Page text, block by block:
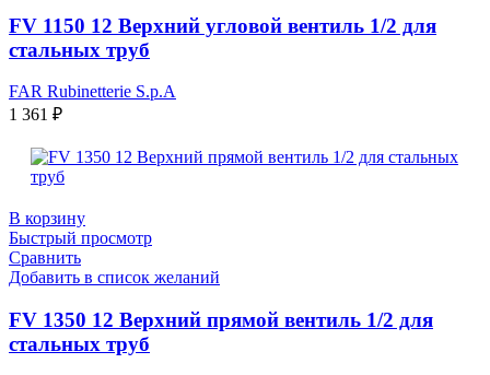
FV 1150 12 Верхний угловой вентиль 1/2 для
стальных труб
FAR Rubinetterie S.p.A
1 361 ₽
В корзину
Быстрый просмотр
Сравнить
Добавить в список желаний
FV 1350 12 Верхний прямой вентиль 1/2 для
стальных труб